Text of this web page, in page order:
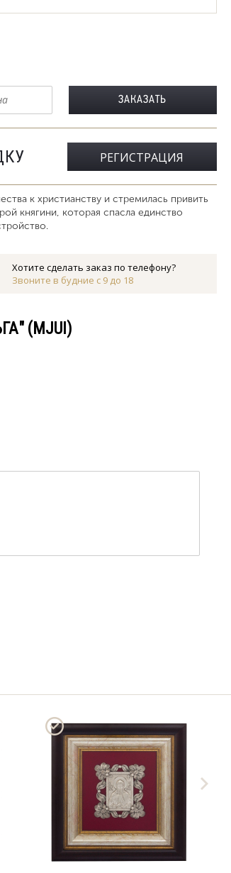
РЕГИСТРАЦИЯ
к христианству и стремилась привить
княгини, которая спасла единство
Хотите сделать заказ по телефону?
Звоните в будние с 9 до 18
(MJUI)